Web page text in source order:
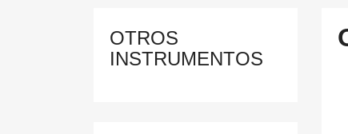
OTROS
INSTRUMENTOS